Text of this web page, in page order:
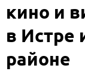
кино и
в Истре
районе